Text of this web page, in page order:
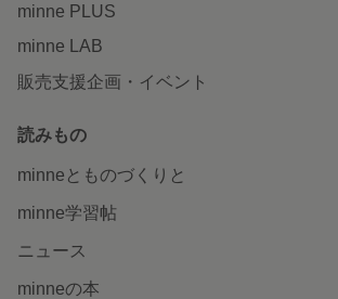
minne PLUS
minne LAB
販売支援企画・イベント
読みもの
minneとものづくりと
minne学習帖
ニュース
minneの本